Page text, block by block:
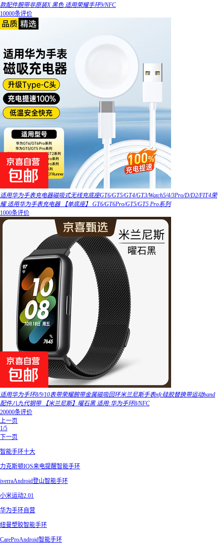
款配件腕带非原装X 黑色 适用荣耀手环9/NFC
10000条评价
适用华为手表充电器磁吸式无线充底座GT6/GT5/GT4/GT3/Watch5/4/3Pro/D/D2/FIT4荣
耀 适用华为手表充电器 【单底座】 GT6/GT6Pro/GT5/GT5 Pro系列
1000条评价
适用华为手环8/9/10表带荣耀腕带金属磁吸回环米兰尼斯手表nfc硅胶替换带运动band
配件八九代钢带 【米兰尼斯】曜石黑 适用:华为手环8/NFC
20000条评价
上一页
1/5
下一页
智能手环十大
力克斯顿IOS来电提醒智能手环
iverraAndroid登山智能手环
小米运动2.01
华为手环自营
纽曼塑胶智能手环
CareProAndroid智能手环